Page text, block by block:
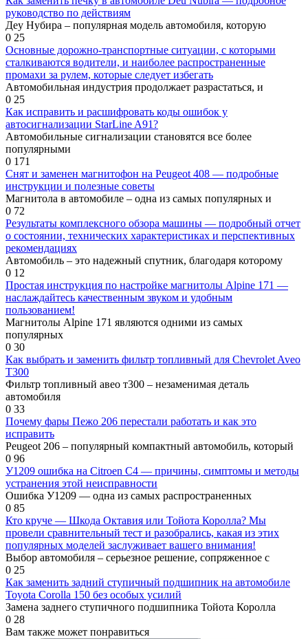
руководство по действиям
Деу Нубира – популярная модель автомобиля, которую
0 25
Основные дорожно-транспортные ситуации, с которыми
сталкиваются водители, и наиболее распространенные
промахи за рулем, которые следует избегать
Автомобильная индустрия продолжает разрастаться, и
0 25
Как исправить и расшифровать коды ошибок у
автосигнализации StarLine A91?
Автомобильные сигнализации становятся все более
популярными
0 171
Снят и заменен магнитофон на Peugeot 408 — подробные
инструкции и полезные советы
Магнитола в автомобиле – одна из самых популярных и
0 72
Результаты комплексного обзора машины — подробный отчет
о состоянии, технических характеристиках и перспективных
рекомендациях
Автомобиль – это надежный спутник, благодаря которому
0 12
Простая инструкция по настройке магнитолы Alpine 171 —
наслаждайтесь качественным звуком и удобным
пользованием!
Магнитолы Alpine 171 являются одними из самых
популярных
0 30
Как выбрать и заменить фильтр топливный для Chevrolet Aveo
T300
Фильтр топливный авео т300 – незаменимая деталь
автомобиля
0 33
Почему фары Пежо 206 перестали работать и как это
исправить
Peugeot 206 – популярный компактный автомобиль, который
0 96
У1209 ошибка на Citroen C4 — причины, симптомы и методы
устранения этой неисправности
Ошибка У1209 — одна из самых распространенных
0 85
Кто круче — Шкода Октавия или Тойота Королла? Мы
провели сравнительный тест и разобрались, какая из этих
популярных моделей заслуживает вашего внимания!
Выбор автомобиля – серьезное решение, сопряженное с
0 25
Как заменить задний ступичный подшипник на автомобиле
Toyota Corolla 150 без особых усилий
Замена заднего ступичного подшипника Тойота Королла
0 28
Вам также может понравиться